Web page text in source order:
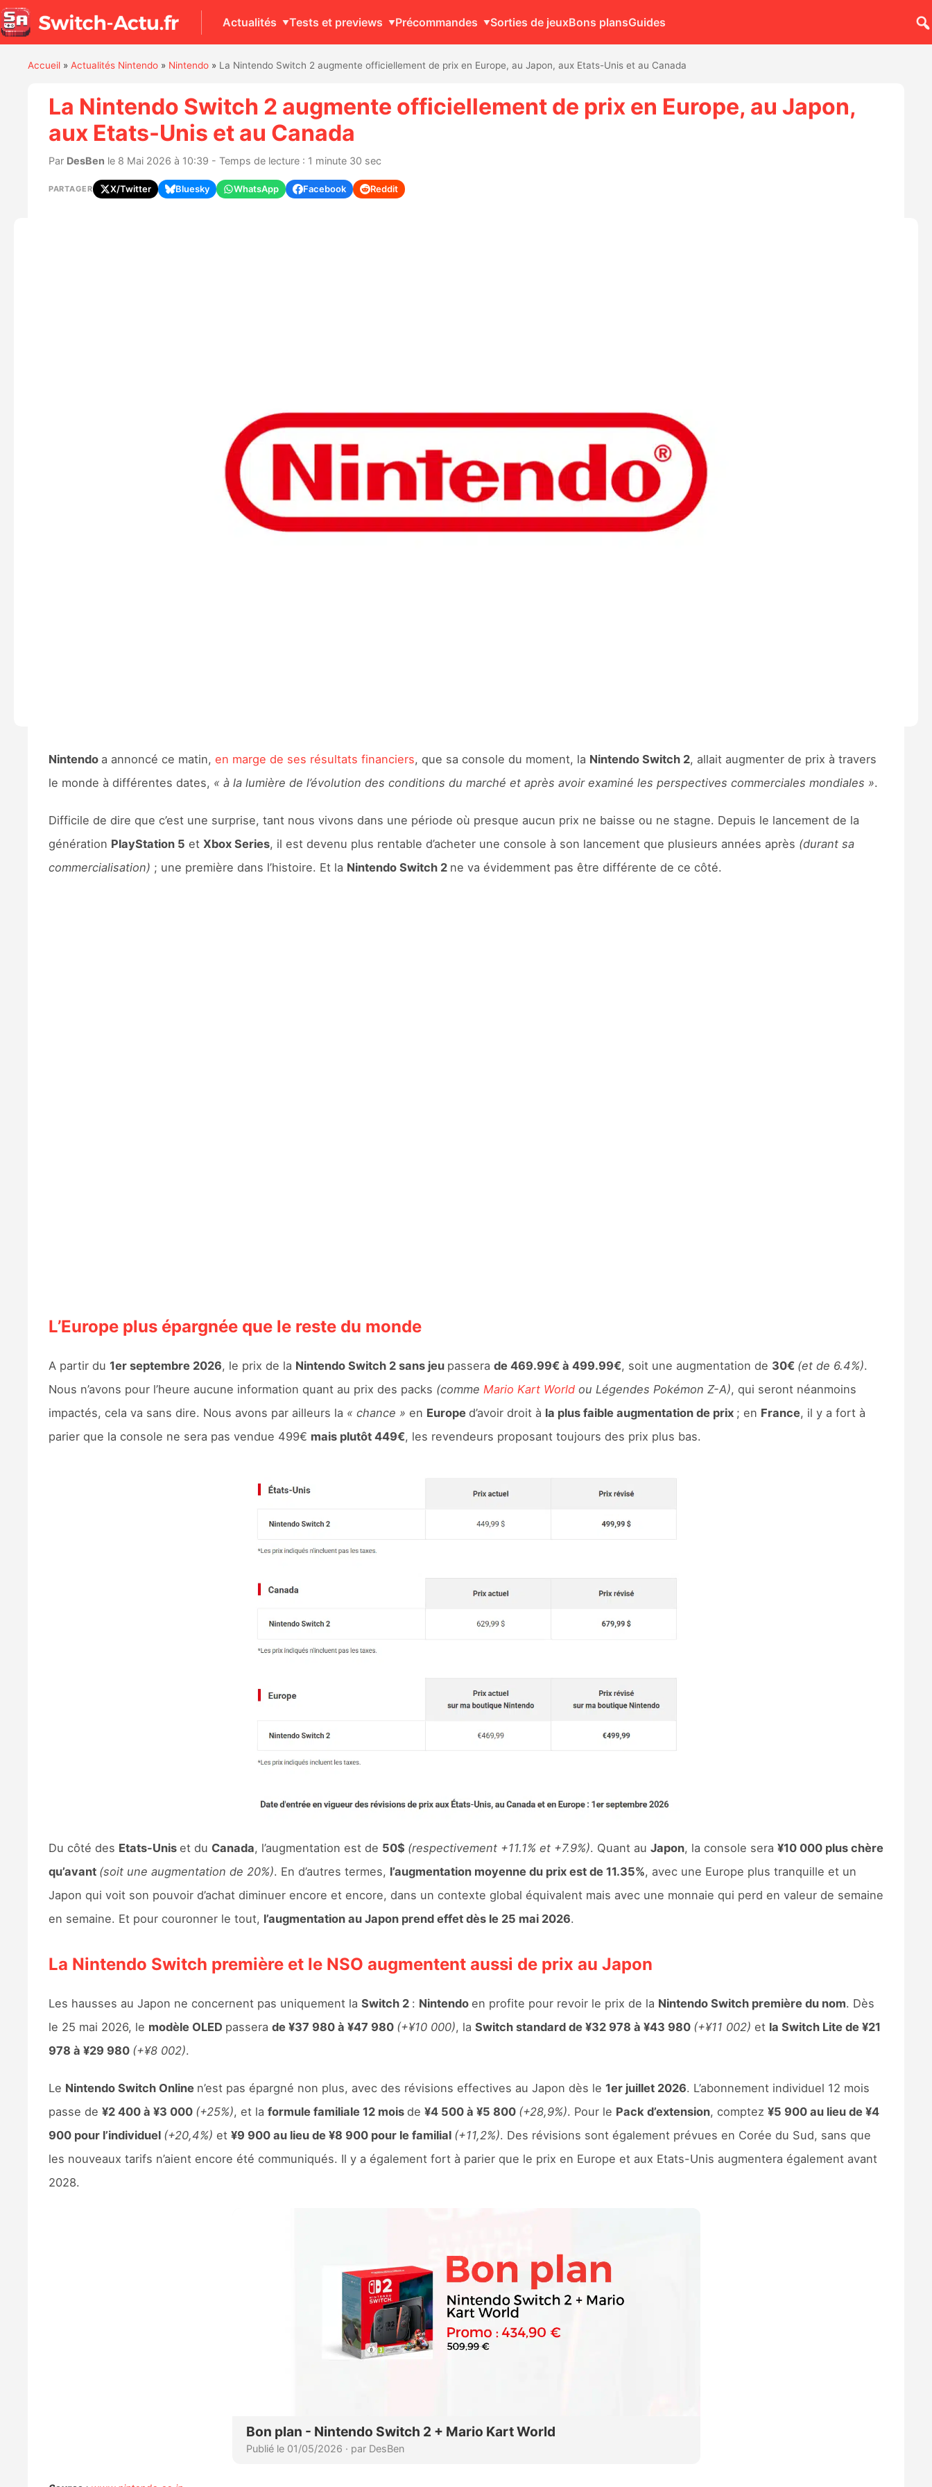
Actualités Tests et previews Précommandes Sorties de jeuxBons plansGuides
Accueil» Actualités Nintendo» Nintendo» La Nintendo Switch 2 augmente officiellement de prix en Europe, au Japon, aux Etats-Unis et au Canada
La Nintendo Switch 2 augmente officiellement de prix en Europe, au Japon,
aux Etats-Unis et au Canada
Par DesBen le 8 Mai 2026 à 10:39 - Temps de lecture : 1 minute 30 sec
PARTAGER X/Twitter Bluesky WhatsApp Facebook Reddit
Nintendo a annoncé ce matin, en marge de ses résultats financiers, que sa console du moment, la Nintendo Switch 2, allait augmenter de prix à travers
le monde à différentes dates, « à la lumière de l’évolution des conditions du marché et après avoir examiné les perspectives commerciales mondiales ».
Difficile de dire que c’est une surprise, tant nous vivons dans une période où presque aucun prix ne baisse ou ne stagne. Depuis le lancement de la
génération PlayStation 5 et Xbox Series, il est devenu plus rentable d’acheter une console à son lancement que plusieurs années après (durant sa
commercialisation) ; une première dans l’histoire. Et la Nintendo Switch 2 ne va évidemment pas être différente de ce côté.
L’Europe plus épargnée que le reste du monde
A partir du 1er septembre 2026, le prix de la Nintendo Switch 2 sans jeu passera de 469.99€ à 499.99€, soit une augmentation de 30€ (et de 6.4%).
Nous n’avons pour l’heure aucune information quant au prix des packs (comme Mario Kart Worldou Légendes Pokémon Z-A), qui seront néanmoins
impactés, cela va sans dire. Nous avons par ailleurs la « chance » en Europe d’avoir droit à la plus faible augmentation de prix ; en France, il y a fort à
parier que la console ne sera pas vendue 499€ mais plutôt 449€, les revendeurs proposant toujours des prix plus bas.
Du côté des Etats-Unis et du Canada, l’augmentation est de 50$ (respectivement +11.1% et +7.9%). Quant au Japon, la console sera ¥10 000 plus chère
qu’avant (soit une augmentation de 20%). En d’autres termes, l’augmentation moyenne du prix est de 11.35%, avec une Europe plus tranquille et un
Japon qui voit son pouvoir d’achat diminuer encore et encore, dans un contexte global équivalent mais avec une monnaie qui perd en valeur de semaine
en semaine. Et pour couronner le tout, l’augmentation au Japon prend effet dès le 25 mai 2026.
La Nintendo Switch première et le NSO augmentent aussi de prix au Japon
Les hausses au Japon ne concernent pas uniquement la Switch 2 : Nintendo en profite pour revoir le prix de la Nintendo Switch première du nom. Dès
le 25 mai 2026, le modèle OLED passera de ¥37 980 à ¥47 980 (+¥10 000), la Switch standard de ¥32 978 à ¥43 980 (+¥11 002) et la Switch Lite de ¥21
978 à ¥29 980 (+¥8 002).
Le Nintendo Switch Online n’est pas épargné non plus, avec des révisions effectives au Japon dès le 1er juillet 2026. L’abonnement individuel 12 mois
passe de ¥2 400 à ¥3 000 (+25%), et la formule familiale 12 mois de ¥4 500 à ¥5 800 (+28,9%). Pour le Pack d’extension, comptez ¥5 900 au lieu de ¥4
900 pour l’individuel (+20,4%) et ¥9 900 au lieu de ¥8 900 pour le familial (+11,2%). Des révisions sont également prévues en Corée du Sud, sans que
les nouveaux tarifs n’aient encore été communiqués. Il y a également fort à parier que le prix en Europe et aux Etats-Unis augmentera également avant
2028.